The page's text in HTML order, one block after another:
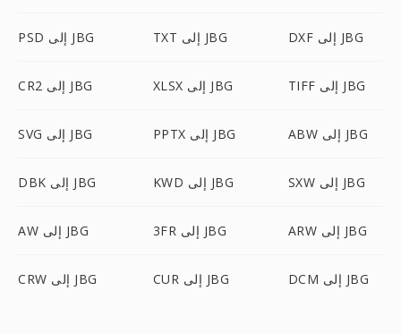
PSD إلى JBG TXT إلى JBG DXF إلى JBG
CR2 إلى JBG XLSX إلى JBG TIFF إلى JBG
SVG إلى JBG PPTX إلى JBG ABW إلى JBG
DBK إلى JBG KWD إلى JBG SXW إلى JBG
AW إلى JBG 3FR إلى JBG ARW إلى JBG
CRW إلى JBG CUR إلى JBG DCM إلى JBG